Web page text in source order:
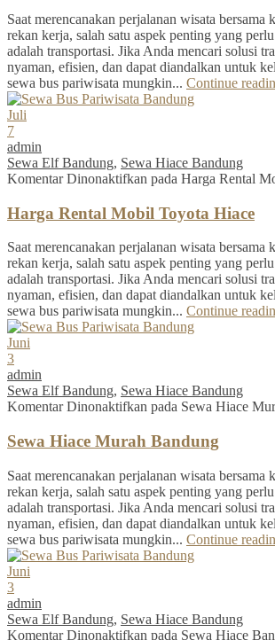
Saat merencanakan perjalanan wisata bersama
rekan kerja, salah satu aspek penting yang
adalah transportasi. Jika Anda mencari solusi
nyaman, efisien, dan dapat diandalkan untuk
sewa bus pariwisata mungkin... Continue
Juli
7
admin
Sewa Elf Bandung, Sewa Hiace Bandung
Komentar Dinonaktifkan pada Harga Rental
Harga Rental Mobil Toyota Hiace
Saat merencanakan perjalanan wisata bersama
rekan kerja, salah satu aspek penting yang
adalah transportasi. Jika Anda mencari solusi
nyaman, efisien, dan dapat diandalkan untuk
sewa bus pariwisata mungkin... Continue
Juni
3
admin
Sewa Elf Bandung, Sewa Hiace Bandung
Komentar Dinonaktifkan pada Sewa Hiace
Sewa Hiace Murah Bandung
Saat merencanakan perjalanan wisata bersama
rekan kerja, salah satu aspek penting yang
adalah transportasi. Jika Anda mencari solusi
nyaman, efisien, dan dapat diandalkan untuk
sewa bus pariwisata mungkin... Continue
Juni
3
admin
Sewa Elf Bandung, Sewa Hiace Bandung
Komentar Dinonaktifkan pada Sewa Hiace